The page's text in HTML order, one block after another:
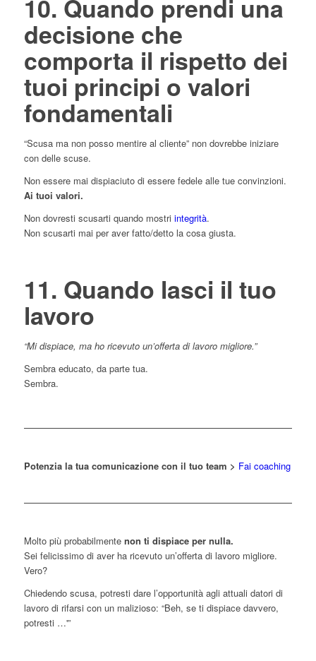
10. Quando prendi una
decisione che
comporta il rispetto dei
tuoi principi o valori
fondamentali
“Scusa ma non posso mentire al cliente” non dovrebbe iniziare
con delle scuse.
Non essere mai dispiaciuto di essere fedele alle tue convinzioni.
Ai tuoi valori.
Non dovresti scusarti quando mostri integrità.
Non scusarti mai per aver fatto/detto la cosa giusta.
11. Quando lasci il tuo
lavoro
“Mi dispiace, ma ho ricevuto un’offerta di lavoro migliore.”
Sembra educato, da parte tua.
Sembra.
Potenzia la tua comunicazione con il tuo team > Fai coaching
Molto più probabilmente non ti dispiace per nulla.
Sei felicissimo di aver ha ricevuto un’offerta di lavoro migliore.
Vero?
Chiedendo scusa, potresti dare l’opportunità agli attuali datori di
lavoro di rifarsi con un malizioso: “Beh, se ti dispiace davvero,
potresti …'”